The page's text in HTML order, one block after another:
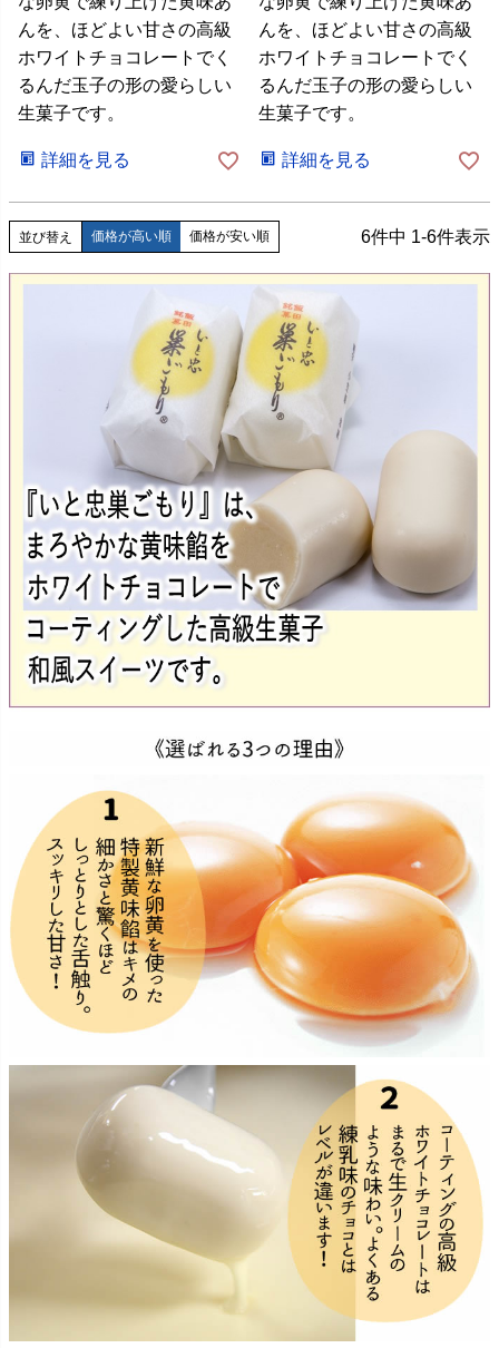
んを、ほどよい甘さの高級
ホワイトチョコレートでく
るんだ玉子の形の愛らしい
生菓子です。
詳細を見る
んを、ほどよい甘さの高級
ホワイトチョコレートでく
るんだ玉子の形の愛らしい
生菓子です。
詳細を見る
並び替え 価格が高い順 価格が安い順 6件中 1-6件表示